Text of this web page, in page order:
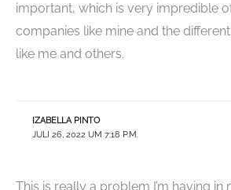
important, which is very impredible
companies like mine and the
like me and others.
IZABELLA PINTO
JULI 26, 2022 UM 7:18 P.M.
This is really a problem I’m having in